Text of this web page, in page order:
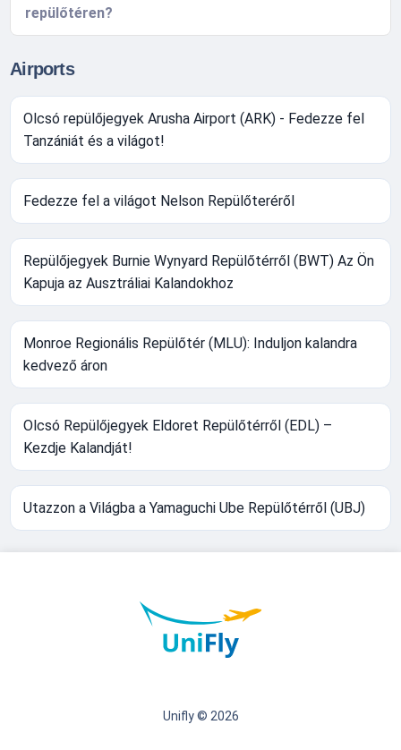
repülőtéren?
Airports
Olcsó repülőjegyek Arusha Airport (ARK) - Fedezze fel
Tanzániát és a világot!
Fedezze fel a világot Nelson Repülőteréről
Repülőjegyek Burnie Wynyard Repülőtérről (BWT) Az Ön
Kapuja az Ausztráliai Kalandokhoz
Monroe Regionális Repülőtér (MLU): Induljon kalandra
kedvező áron
Olcsó Repülőjegyek Eldoret Repülőtérről (EDL) –
Kezdje Kalandját!
Utazzon a Világba a Yamaguchi Ube Repülőtérről (UBJ)
Unifly © 2026